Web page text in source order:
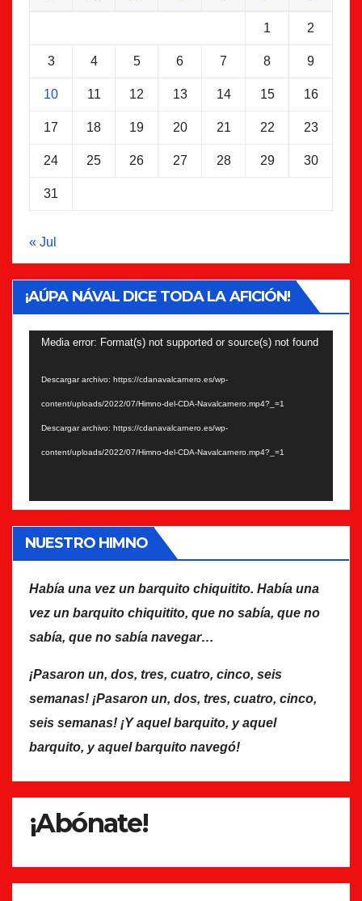
1 2
3 4 5 6 7 8 9
10 11 12 13 14 15 16
17 18 19 20 21 22 23
24 25 26 27 28 29 30
31
« Jul
¡AÚPA NÁVAL DICE TODA LA AFICIÓN!
Reproductor
Media error: Format(s) not supported or source(s) not found
Descargar archivo: https://cdanavalcarnero.es/wp-
content/uploads/2022/07/Himno-del-CDA-Navalcarnero.mp4?_=1
Descargar archivo: https://cdanavalcarnero.es/wp-
content/uploads/2022/07/Himno-del-CDA-Navalcarnero.mp4?_=1
NUESTRO HIMNO
Había una vez un barquito chiquitito. Había una
vez un barquito chiquitito, que no sabía, que no
sabía, que no sabía navegar…
¡Pasaron un, dos, tres, cuatro, cinco, seis
semanas! ¡Pasaron un, dos, tres, cuatro, cinco,
seis semanas! ¡Y aquel barquito, y aquel
barquito, y aquel barquito navegó!
¡Abónate!